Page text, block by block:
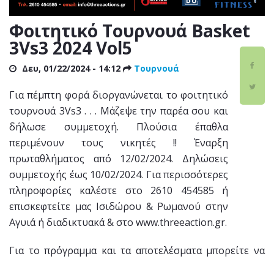
Φοιτητικό Τουρνουά Basket
3Vs3 2024 Vol5
Δευ, 01/22/2024 - 14:12 Τουρνουά
Για πέμπτη φορά διοργανώνεται το φοιτητικό
τουρνουά 3Vs3 . . . Μάζεψε την παρέα σου και
δήλωσε συμμετοχή. Πλούσια έπαθλα
περιμένουν τους νικητές !! Έναρξη
πρωταθλήματος από 12/02/2024. Δηλώσεις
συμμετοχής έως 10/02/2024. Για περισσότερες
πληροφορίες καλέστε στο 2610 454585 ή
επισκεφτείτε μας Ισιδώρου & Ρωμανού στην
Αγυιά ή διαδικτυακά & στο www.threeaction.gr.
Για το πρόγραμμα και τα αποτελέσματα μπορείτε να